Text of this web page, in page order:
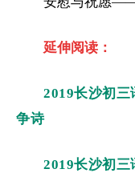
延伸阅读：
2019长沙初
争诗
2019长沙初